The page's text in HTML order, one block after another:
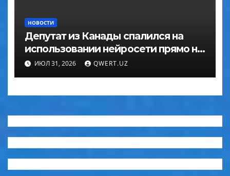
НОВОСТИ
Депутат из Канады спалился на
использовании нейросети прямо на
заседании
ИЮЛ 31, 2026 QWERT.UZ